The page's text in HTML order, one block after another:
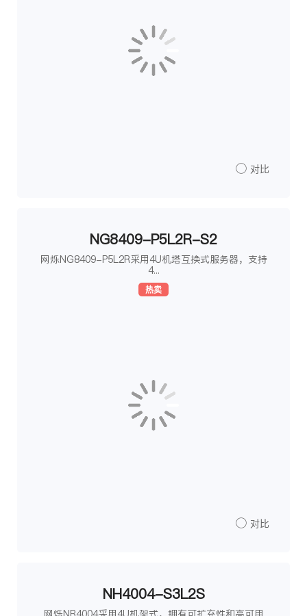
对比
NG8409-P5L2R-S2
网烁NG8409-P5L2R采用4U机塔互换式服务器，支持
4...
热卖
对比
NH4004-S3L2S